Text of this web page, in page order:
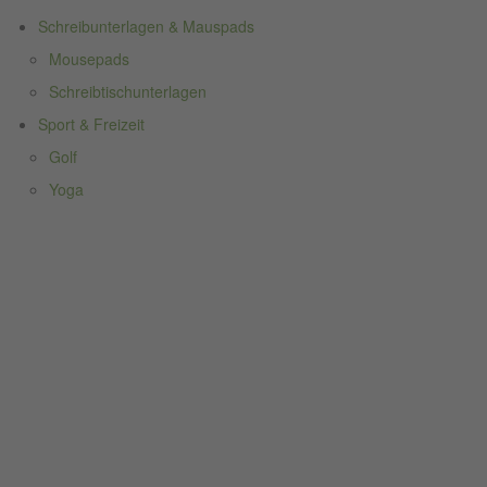
Schreibunterlagen & Mauspads
Mousepads
Schreibtischunterlagen
Sport & Freizeit
Golf
Yoga